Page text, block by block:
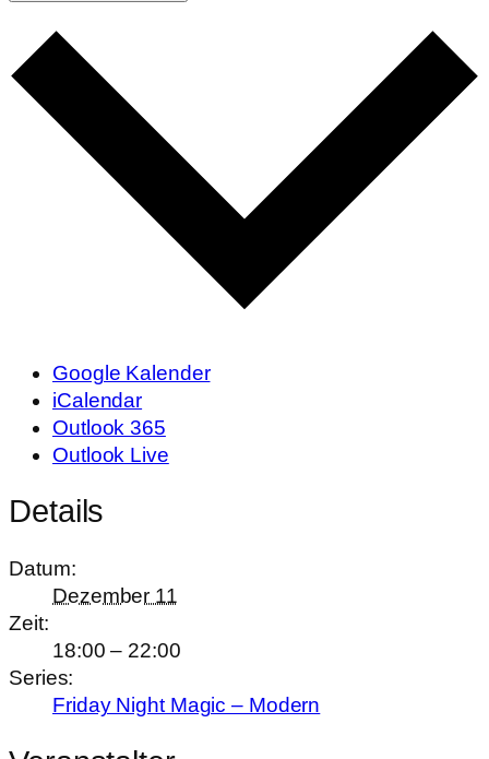
Google Kalender
iCalendar
Outlook 365
Outlook Live
Details
Datum:
Dezember 11
Zeit:
18:00 – 22:00
Series:
Friday Night Magic – Modern